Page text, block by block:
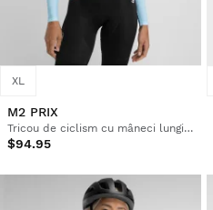
XL
M2 PRIX
Tricou de ciclism cu mâneci lungi pentru femei
$94.95